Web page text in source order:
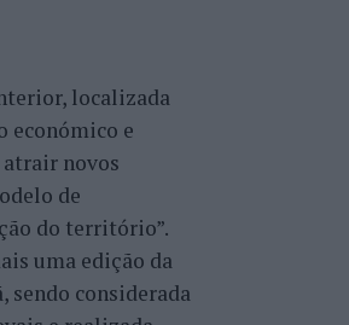
localizada
económico e
novos
de
do território”.
uma edição da
sendo considerada